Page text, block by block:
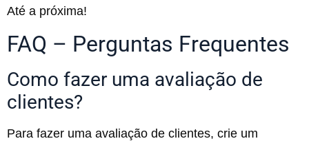
Até a próxima!
FAQ – Perguntas Frequentes
Como fazer uma avaliação de
clientes?
Para fazer uma avaliação de clientes, crie um